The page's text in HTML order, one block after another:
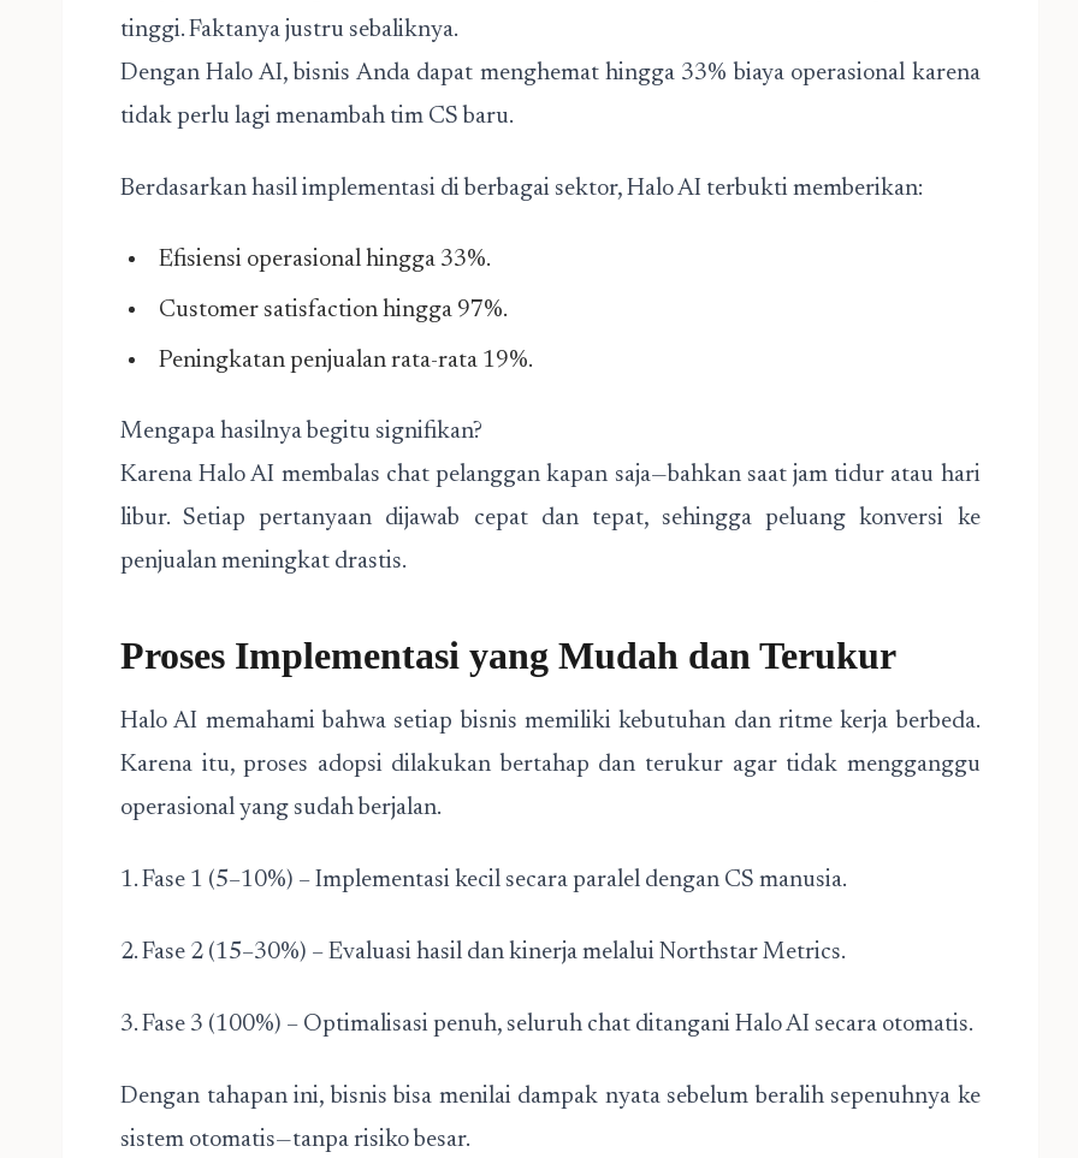
tinggi. Faktanya justru sebaliknya.
Dengan Halo AI, bisnis Anda dapat menghemat hingga 33% biaya operasional karena
tidak perlu lagi menambah tim CS baru.
Berdasarkan hasil implementasi di berbagai sektor, Halo AI terbukti memberikan:
Efisiensi operasional hingga 33%.
Customer satisfaction hingga 97%.
Peningkatan penjualan rata-rata 19%.
Mengapa hasilnya begitu signifikan?
Karena Halo AI membalas chat pelanggan kapan saja—bahkan saat jam tidur atau hari
libur. Setiap pertanyaan dijawab cepat dan tepat, sehingga peluang konversi ke
penjualan meningkat drastis.
Proses Implementasi yang Mudah dan Terukur
Halo AI memahami bahwa setiap bisnis memiliki kebutuhan dan ritme kerja berbeda.
Karena itu, proses adopsi dilakukan bertahap dan terukur agar tidak mengganggu
operasional yang sudah berjalan.
1. Fase 1 (5–10%) – Implementasi kecil secara paralel dengan CS manusia.
2. Fase 2 (15–30%) – Evaluasi hasil dan kinerja melalui Northstar Metrics.
3. Fase 3 (100%) – Optimalisasi penuh, seluruh chat ditangani Halo AI secara otomatis.
Dengan tahapan ini, bisnis bisa menilai dampak nyata sebelum beralih sepenuhnya ke
sistem otomatis—tanpa risiko besar.